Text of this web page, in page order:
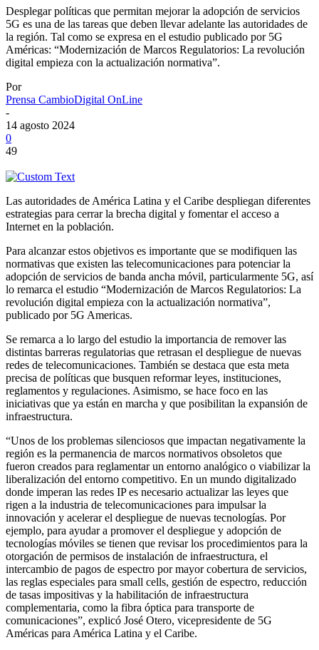
Desplegar políticas que permitan mejorar la adopción de servicios
5G es una de las tareas que deben llevar adelante las autoridades de
la región. Tal como se expresa en el estudio publicado por 5G
Américas: “Modernización de Marcos Regulatorios: La revolución
digital empieza con la actualización normativa”.
Por
Prensa CambioDigital OnLine
-
14 agosto 2024
0
49
Las autoridades de América Latina y el Caribe despliegan diferentes
estrategias para cerrar la brecha digital y fomentar el acceso a
Internet en la población.
Para alcanzar estos objetivos es importante que se modifiquen las
normativas que existen las telecomunicaciones para potenciar la
adopción de servicios de banda ancha móvil, particularmente 5G, así
lo remarca el estudio “Modernización de Marcos Regulatorios: La
revolución digital empieza con la actualización normativa”,
publicado por 5G Americas.
Se remarca a lo largo del estudio la importancia de remover las
distintas barreras regulatorias que retrasan el despliegue de nuevas
redes de telecomunicaciones. También se destaca que esta meta
precisa de políticas que busquen reformar leyes, instituciones,
reglamentos y regulaciones. Asimismo, se hace foco en las
iniciativas que ya están en marcha y que posibilitan la expansión de
infraestructura.
“Unos de los problemas silenciosos que impactan negativamente la
región es la permanencia de marcos normativos obsoletos que
fueron creados para reglamentar un entorno analógico o viabilizar la
liberalización del entorno competitivo. En un mundo digitalizado
donde imperan las redes IP es necesario actualizar las leyes que
rigen a la industria de telecomunicaciones para impulsar la
innovación y acelerar el despliegue de nuevas tecnologías. Por
ejemplo, para ayudar a promover el despliegue y adopción de
tecnologías móviles se tienen que revisar los procedimientos para la
otorgación de permisos de instalación de infraestructura, el
intercambio de pagos de espectro por mayor cobertura de servicios,
las reglas especiales para small cells, gestión de espectro, reducción
de tasas impositivas y la habilitación de infraestructura
complementaria, como la fibra óptica para transporte de
comunicaciones”, explicó José Otero, vicepresidente de 5G
Américas para América Latina y el Caribe.